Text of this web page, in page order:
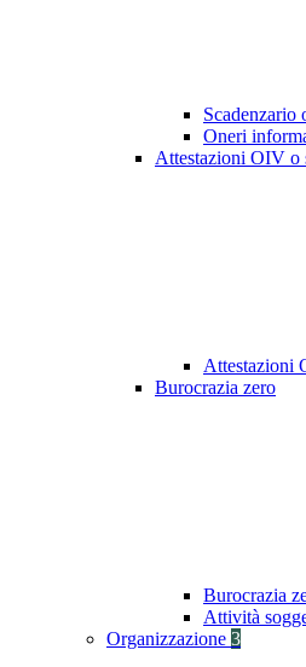
Scadenzario
Oneri
Attestazioni OIV o
Attestazioni
Burocrazia zero
Burocrazia
Attività
Organizzazione 3